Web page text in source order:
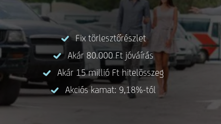
Fix törlesztőrészlet
Akár 80.000 Ft jóváírás
Akár 15 millió Ft hitelösszeg
Akciós kamat: 9,18%-tól